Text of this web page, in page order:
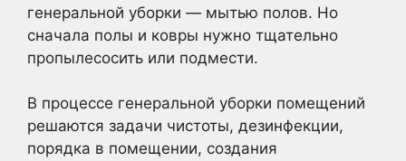
генеральной уборки — мытью полов. Но
сначала полы и ковры нужно тщательно
пропылесосить или подмести.
В процессе генеральной уборки помещений
решаются задачи чистоты, дезинфекции,
порядка в помещении, создания